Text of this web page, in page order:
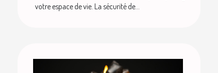
votre espace de vie. La sécurité de...